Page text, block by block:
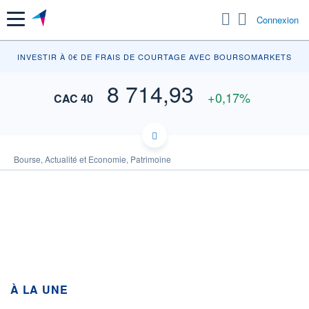
Menu Connexion
INVESTIR À 0€ DE FRAIS DE COURTAGE AVEC BOURSOMARKETS
CAC 40 8 714,93 +0,17%
Bourse, Actualité et Economie, Patrimoine
À LA UNE